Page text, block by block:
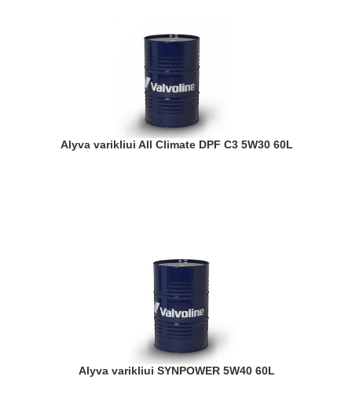
Alyva varikliui All Climate DPF C3 5W30 60L
Alyva varikliui SYNPOWER 5W40 60L